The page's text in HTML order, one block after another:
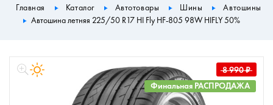
Главная Каталог Автотовары Шины
Автошины
Автошина летняя 225/50 R17 HI Fly HF-805 98W HIFLY 50%
Финальная РАСПРОДАЖА
8 990₽